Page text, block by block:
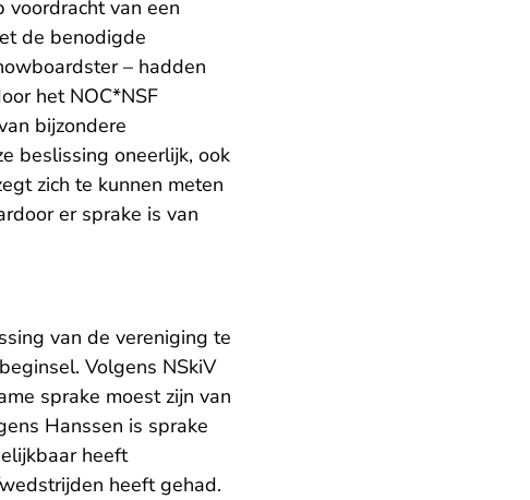
voordracht van een
de benodigde
– hadden
het NOC*NSF
bijzondere
beslissing oneerlijk, ook
zich te kunnen meten
er sprake is van
van de vereniging te
Volgens NSkiV
sprake moest zijn van
Hanssen is sprake
heeft
heeft gehad.